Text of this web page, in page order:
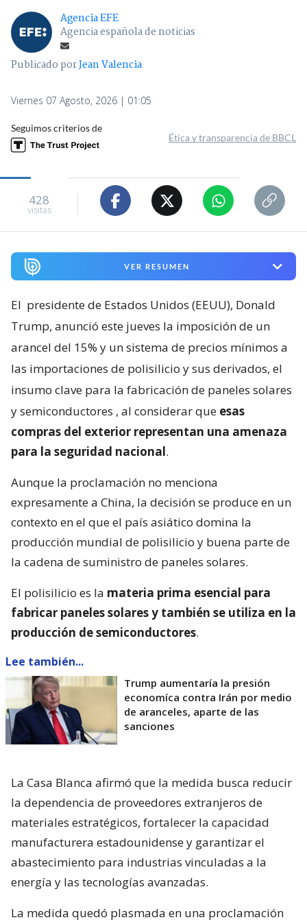
Agencia EFE
Agencia española de noticias
Publicado porJean Valencia
Viernes 07 Agosto, 2026 | 01:05
Seguimos criterios de
Ética y transparencia de BBCL
428
visitas
VER RESUMEN
El presidente de Estados Unidos (EEUU), Donald
Trump, anunció este jueves la imposición de un
arancel del 15% y un sistema de precios mínimos a
las importaciones de polisilicio y sus derivados, el
insumo clave para la fabricación de paneles solares
y semiconductores , al considerar que esas
compras del exterior representan una amenaza
para la seguridad nacional.
Aunque la proclamación no menciona
expresamente a China, la decisión se produce en un
contexto en el que el país asiático domina la
producción mundial de polisilicio y buena parte de
la cadena de suministro de paneles solares.
El polisilicio es la materia prima esencial para
fabricar paneles solares y también se utiliza en la
producción de semiconductores.
Lee también...
Trump aumentaría la presión
economíca contra Irán por medio
de aranceles, aparte de las
sanciones
La Casa Blanca afirmó que la medida busca reducir
la dependencia de proveedores extranjeros de
materiales estratégicos, fortalecer la capacidad
manufacturera estadounidense y garantizar el
abastecimiento para industrias vinculadas a la
energía y las tecnologías avanzadas.
La medida quedó plasmada en una proclamación